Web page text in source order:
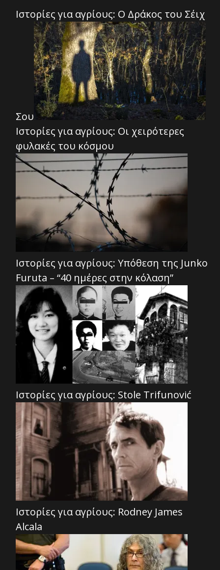
Ιστορίες για αγρίους: Ο Δράκος του Σέιχ
Σου
Ιστορίες για αγρίους: Οι χειρότερες
φυλακές του κόσμου
Ιστορίες για αγρίους: Υπόθεση της Junko
Furuta – “40 ημέρες στην κόλαση”
Ιστορίες για αγρίους: Stole Trifunović
Ιστορίες για αγρίους: Rodney James
Alcala